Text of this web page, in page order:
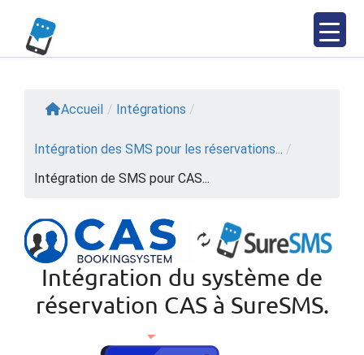
content
Accueil / Intégrations /
Intégration des SMS pour les réservations... /
Intégration de SMS pour CAS...
Intégration du système de
réservation CAS à SureSMS.